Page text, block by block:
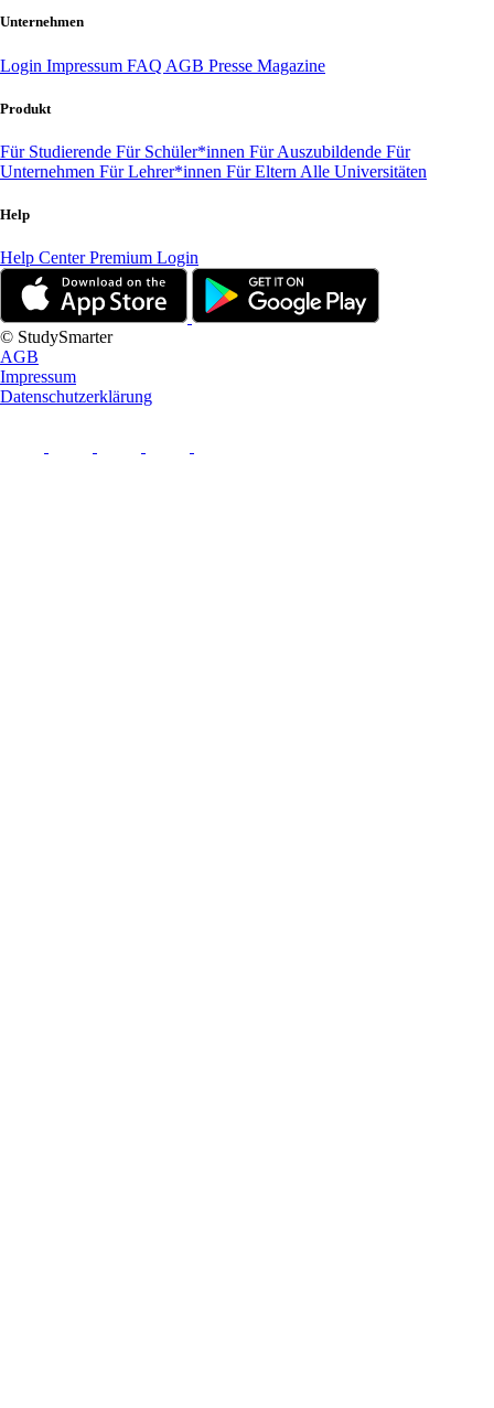
Unternehmen
Login Impressum FAQ AGB Presse Magazine
Produkt
Für Studierende Für Schüler*innen Für Auszubildende Für
Unternehmen Für Lehrer*innen Für Eltern Alle Universitäten
Help
Help CenterPremium Login
© StudySmarter
AGB
Impressum
Datenschutzerklärung